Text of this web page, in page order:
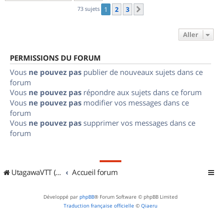
73 sujets 1 2 3
Aller
PERMISSIONS DU FORUM
Vous ne pouvez pas publier de nouveaux sujets dans ce
forum
Vous ne pouvez pas répondre aux sujets dans ce forum
Vous ne pouvez pas modifier vos messages dans ce
forum
Vous ne pouvez pas supprimer vos messages dans ce
forum
UtagawaVTT (Randos VTT et VTTAE avec traces GPS) Accueil forum
Développé par phpBB® Forum Software © phpBB Limited
Traduction française officielle © Qiaeru